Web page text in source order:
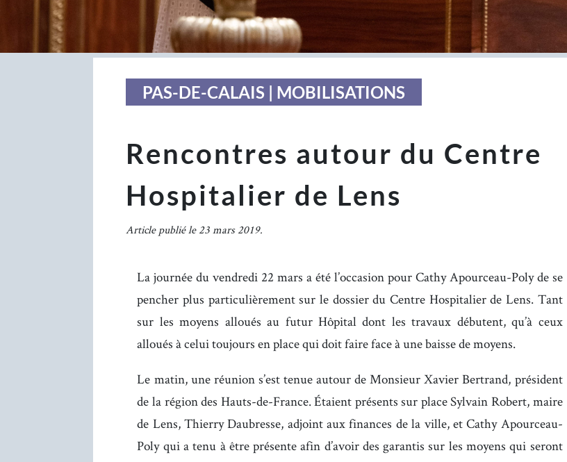
PAS-DE-CALAIS | MOBILISATIONS
Rencontres autour du Centre
Hospitalier de Lens
Article publié le 23 mars 2019.
La journée du vendredi 22 mars a été l’occasion pour Cathy Apourceau-Poly de se
pencher plus particulièrement sur le dossier du Centre Hospitalier de Lens. Tant
sur les moyens alloués au futur Hôpital dont les travaux débutent, qu’à ceux
alloués à celui toujours en place qui doit faire face à une baisse de moyens.
Le matin, une réunion s’est tenue autour de Monsieur Xavier Bertrand, président
de la région des Hauts-de-France. Étaient présents sur place Sylvain Robert, maire
de Lens, Thierry Daubresse, adjoint aux finances de la ville, et Cathy Apourceau-
Poly qui a tenu à être présente afin d’avoir des garantis sur les moyens qui seront